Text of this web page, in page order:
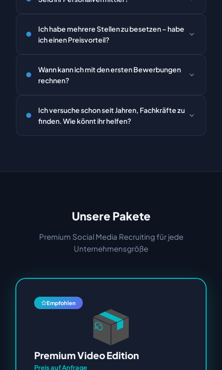
den Erstkontakt zwischen Unternehmen und
potenziellen Arbeitnehmern her. Keine Provision,
Ich habe mehrere Stellen zu besetzen – habe
ich einen Preisvorteil?
verschiedene Stellen drehen, reduziert sich der
Produktionsaufwand für unsere Kamerateams –
Wann kann ich mit den ersten Bewerbungen
rechnen?
bereits innerhalb weniger Tage nach
Kampagnenstart.
Ich versuche schon seit Jahren, Fachkräfte zu
finden. Wie könnt ihr helfen?
Suchenden. Dank unserer Vorgehensweise konnten
Unsere Pakete
Premium Social Media Recruiting für jede
Unternehmensgröße
Empfohlen
Premium Video Edition
Preis auf Anfrage